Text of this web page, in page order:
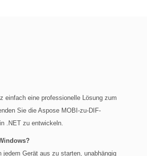
einfach eine professionelle Lösung zum
Sie die Aspose MOBI-zu-DIF-
.NET zu entwickeln.
Gerät aus zu starten, unabhängig